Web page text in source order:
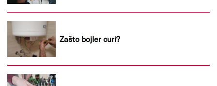
Zašto bojler curi?